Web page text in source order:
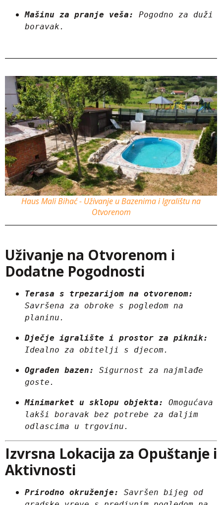
Mašinu za pranje veša:
Pogodno za duži
boravak.
Haus Mali Bihać - Uživanje u Bazenima i Igralištu na
Otvorenom
Uživanje na Otvorenom i
Dodatne Pogodnosti
Terasa s trpezarijom na otvorenom:
Savršena za obroke s pogledom na
planinu.
Dječje igralište i prostor za piknik:
Idealno za obitelji s djecom.
Ograđen bazen:
Sigurnost za najmlađe
goste.
Minimarket u sklopu objekta:
Omogućava
lakši boravak bez potrebe za daljim
odlascima u trgovinu.
Izvrsna Lokacija za Opuštanje i
Aktivnosti
Prirodno okruženje:
Savršen bijeg od